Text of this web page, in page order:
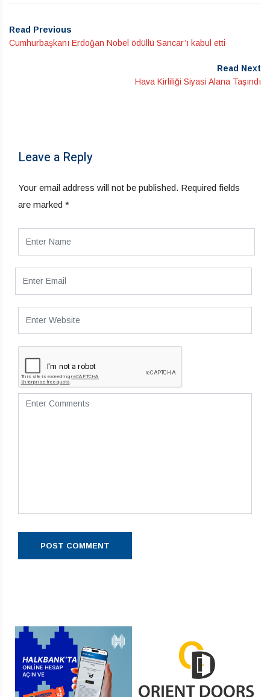
Read Previous
Cumhurbaşkanı Erdoğan Nobel ödüllü Sancar’ı kabul etti
Read Next
Hava Kirliliği Siyasi Alana Taşındı
Leave a Reply
Your email address will not be published. Required fields
are marked *